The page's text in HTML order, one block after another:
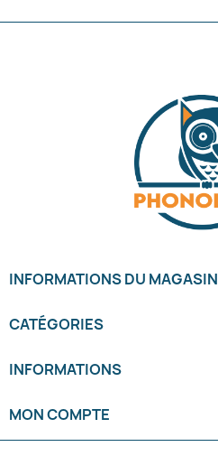
INFORMATIONS DU MAGASIN
CATÉGORIES
INFORMATIONS
MON COMPTE